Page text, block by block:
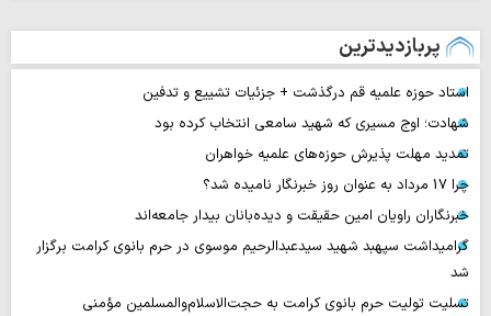
پربازدیدترین
استاد حوزه علمیه قم درگذشت + جزئیات تشییع و تدفین
شهادت؛ اوج مسیری که شهید سامعی انتخاب کرده بود
تمدید مهلت پذیرش حوزه‌های علمیه خواهران
چرا 17 مرداد به عنوان روز خبرنگار نامیده شد؟
خبرنگاران راویان امین حقیقت و دیده‌بانان بیدار جامعه‌اند
گرامیداشت سپهبد شهید سیدعبدالرحیم موسوی در حرم بانوی کرامت برگزار
شد
تسلیت تولیت حرم بانوی کرامت به حجت‌الاسلام‌والمسلمین مؤمنی